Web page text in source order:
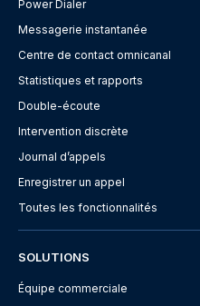
Power Dialer
Messagerie instantanée
Centre de contact omnicanal
Statistiques et rapports
Double-écoute
Intervention discrète
Journal d’appels
Enregistrer un appel
Toutes les fonctionnalités
SOLUTIONS
Équipe commerciale